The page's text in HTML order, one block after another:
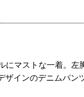
マストな一着。左
インのデニムパン